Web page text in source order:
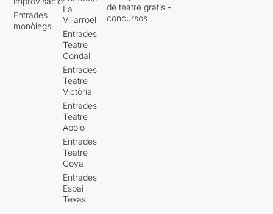
Entrades
monòlegs
La
Villarroel
Entrades
Teatre
Condal
Entrades
Teatre
Victòria
Entrades
Teatre
Apolo
Entrades
Teatre
Goya
Entrades
Espai
Texas
de teatre gratis -
concursos